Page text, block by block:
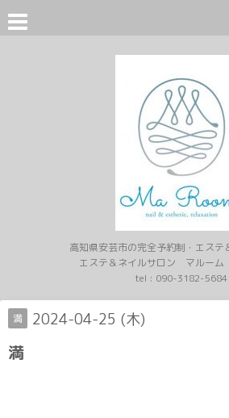
高知県安芸市の完全予約制・エステ
エステ＆ネイルサロン マルーム
tel : 090-3182-5684
満 2024-04-25 (木)
満